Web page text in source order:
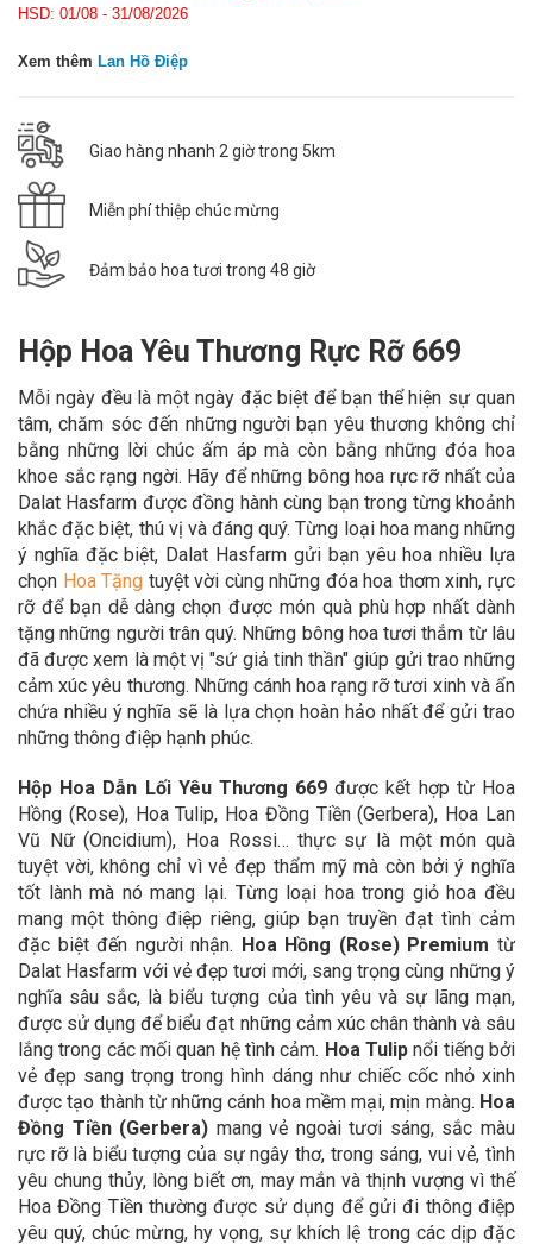
HSD: 01/08 - 31/08/2026
Xem thêm Lan Hồ Điệp
Giao hàng nhanh 2 giờ trong 5km
Miễn phí thiệp chúc mừng
Đảm bảo hoa tươi trong 48 giờ
Hộp Hoa Yêu Thương Rực Rỡ 669
Mỗi ngày đều là một ngày đặc biệt để bạn thể hiện sự quan
tâm, chăm sóc đến những người bạn yêu thương không chỉ
bằng những lời chúc ấm áp mà còn bằng những đóa hoa
khoe sắc rạng ngời. Hãy để những bông hoa rực rỡ nhất của
Dalat Hasfarm được đồng hành cùng bạn trong từng khoảnh
khắc đặc biệt, thú vị và đáng quý. Từng loại hoa mang những
ý nghĩa đặc biệt, Dalat Hasfarm gửi bạn yêu hoa nhiều lựa
chọn Hoa Tặng tuyệt vời cùng những đóa hoa thơm xinh, rực
rỡ để bạn dễ dàng chọn được món quà phù hợp nhất dành
tặng những người trân quý. Những bông hoa tươi thắm từ lâu
đã được xem là một vị "sứ giả tinh thần" giúp gửi trao những
cảm xúc yêu thương. Những cánh hoa rạng rỡ tươi xinh và ẩn
chứa nhiều ý nghĩa sẽ là lựa chọn hoàn hảo nhất để gửi trao
những thông điệp hạnh phúc.
Hộp Hoa Dẫn Lối Yêu Thương 669 được kết hợp từ Hoa
Hồng (Rose), Hoa Tulip, Hoa Đồng Tiền (Gerbera), Hoa Lan
Vũ Nữ (Oncidium), Hoa Rossi… thực sự là một món quà
tuyệt vời, không chỉ vì vẻ đẹp thẩm mỹ mà còn bởi ý nghĩa
tốt lành mà nó mang lại. Từng loại hoa trong giỏ hoa đều
mang một thông điệp riêng, giúp bạn truyền đạt tình cảm
đặc biệt đến người nhận. Hoa Hồng (Rose)Premiumtừ
Dalat Hasfarm với vẻ đẹp tươi mới, sang trọng cùng những ý
nghĩa sâu sắc, là biểu tượng của tình yêu và sự lãng mạn,
được sử dụng để biểu đạt những cảm xúc chân thành và sâu
lắng trong các mối quan hệ tình cảm. Hoa Tulipnổi tiếng bởi
vẻ đẹp sang trọng trong hình dáng như chiếc cốc nhỏ xinh
được tạo thành từ những cánh hoa mềm mại, mịn màng. Hoa
Đồng Tiền (Gerbera) mang vẻ ngoài tươi sáng, sắc màu
rực rỡ là biểu tượng của sự ngây thơ, trong sáng, vui vẻ, tình
yêu chung thủy, lòng biết ơn, may mắn và thịnh vượng vì thế
Hoa Đồng Tiền thường được sử dụng để gửi đi thông điệp
yêu quý, chúc mừng, hy vọng, sự khích lệ trong các dịp đặc